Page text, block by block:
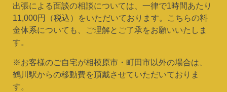
出張による面談の相談については、一律で1時間あたり
11,000円（税込）をいただいております。こちらの料
金体系についても、ご理解とご了承をお願いいたしま
す。
※お客様のご自宅が相模原市・町田市以外の場合は、
鶴川駅からの移動費を頂戴させていただいておりま
す。